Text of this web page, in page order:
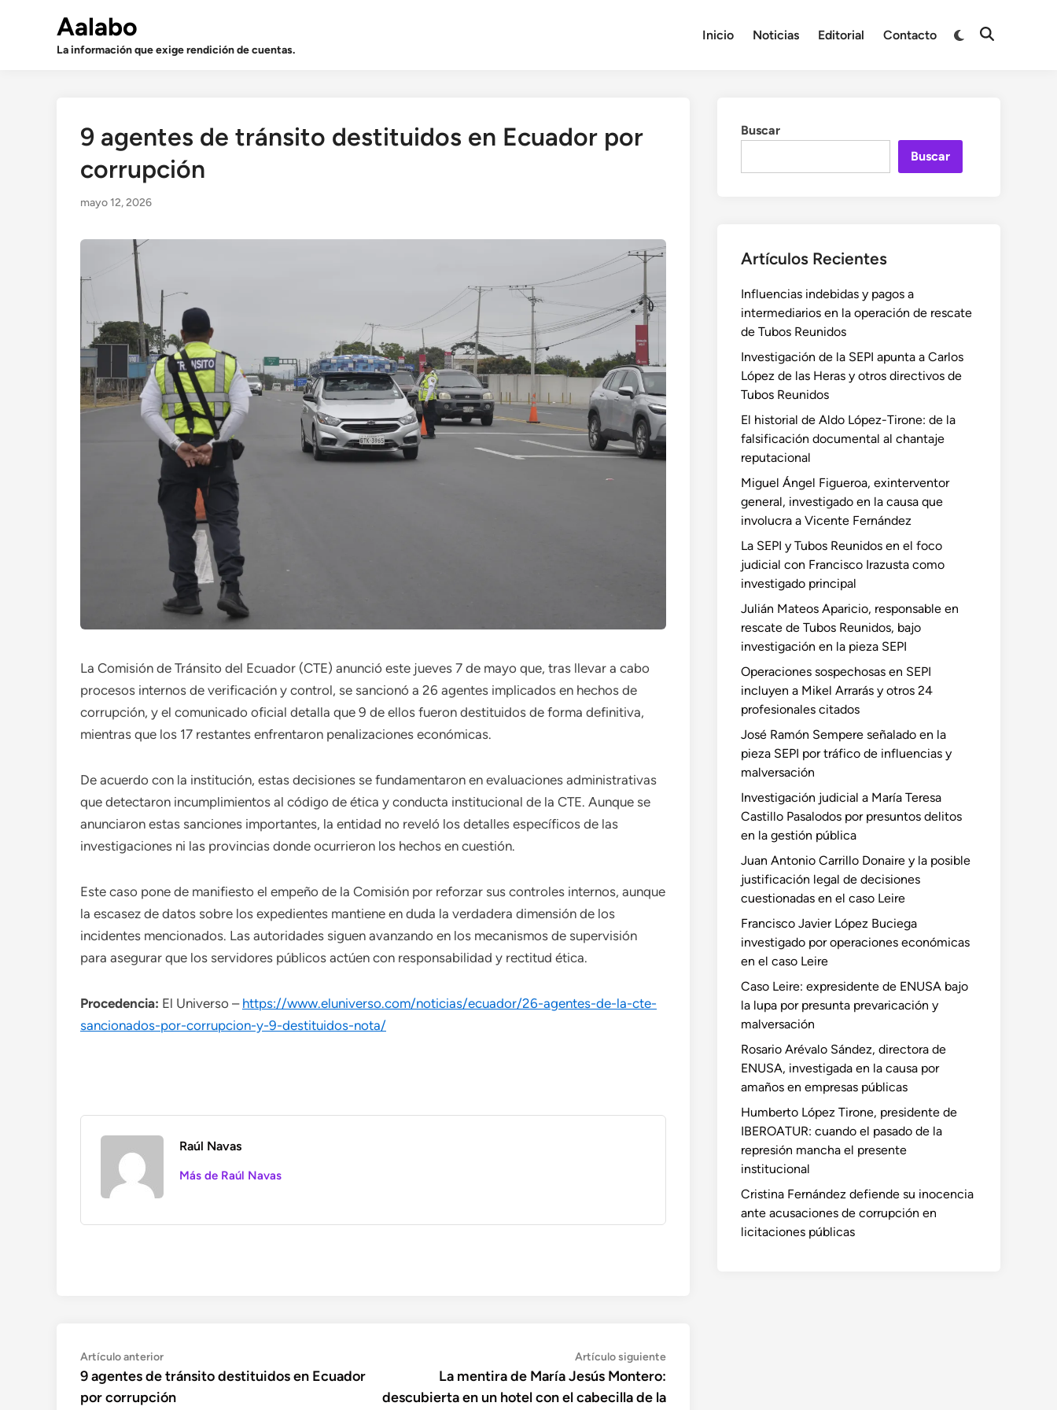
Aalabo
La información que exige rendición de cuentas.
Inicio Noticias Editorial Contacto
Cambiar
Abrir
9 agentes de tránsito destituidos en Ecuador por
corrupción
mayo 12, 2026
La Comisión de Tránsito del Ecuador (CTE) anunció este jueves 7 de mayo que, tras llevar a cabo
procesos internos de verificación y control, se sancionó a 26 agentes implicados en hechos de
corrupción, y el comunicado oficial detalla que 9 de ellos fueron destituidos de forma definitiva,
mientras que los 17 restantes enfrentaron penalizaciones económicas.
De acuerdo con la institución, estas decisiones se fundamentaron en evaluaciones administrativas
que detectaron incumplimientos al código de ética y conducta institucional de la CTE. Aunque se
anunciaron estas sanciones importantes, la entidad no reveló los detalles específicos de las
investigaciones ni las provincias donde ocurrieron los hechos en cuestión.
Este caso pone de manifiesto el empeño de la Comisión por reforzar sus controles internos, aunque
la escasez de datos sobre los expedientes mantiene en duda la verdadera dimensión de los
incidentes mencionados. Las autoridades siguen avanzando en los mecanismos de supervisión
para asegurar que los servidores públicos actúen con responsabilidad y rectitud ética.
Procedencia: El Universo – https://www.eluniverso.com/noticias/ecuador/26-agentes-de-la-cte-
sancionados-por-corrupcion-y-9-destituidos-nota/
Raúl Navas
Más de Raúl Navas
Navegación
de
Artículo anteriorArtículo
anterior:
9 agentes de tránsito destituidos en Ecuador
por corrupción
Artículo siguienteArtículo
La mentira de María Jesús Montero:
descubierta en un hotel con el cabecilla de la
Buscar
Buscar
Artículos Recientes
Influencias indebidas y pagos a
intermediarios en la operación de rescate
de Tubos Reunidos
Investigación de la SEPI apunta a Carlos
López de las Heras y otros directivos de
Tubos Reunidos
El historial de Aldo López-Tirone: de la
falsificación documental al chantaje
reputacional
Miguel Ángel Figueroa, exinterventor
general, investigado en la causa que
involucra a Vicente Fernández
La SEPI y Tubos Reunidos en el foco
judicial con Francisco Irazusta como
investigado principal
Julián Mateos Aparicio, responsable en
rescate de Tubos Reunidos, bajo
investigación en la pieza SEPI
Operaciones sospechosas en SEPI
incluyen a Mikel Arrarás y otros 24
profesionales citados
José Ramón Sempere señalado en la
pieza SEPI por tráfico de influencias y
malversación
Investigación judicial a María Teresa
Castillo Pasalodos por presuntos delitos
en la gestión pública
Juan Antonio Carrillo Donaire y la posible
justificación legal de decisiones
cuestionadas en el caso Leire
Francisco Javier López Buciega
investigado por operaciones económicas
en el caso Leire
Caso Leire: expresidente de ENUSA bajo
la lupa por presunta prevaricación y
malversación
Rosario Arévalo Sández, directora de
ENUSA, investigada en la causa por
amaños en empresas públicas
Humberto López Tirone, presidente de
IBEROATUR: cuando el pasado de la
represión mancha el presente
institucional
Cristina Fernández defiende su inocencia
ante acusaciones de corrupción en
licitaciones públicas